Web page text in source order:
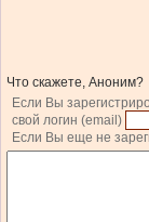
Что скажете, Аноним?
Если Вы
свой логин (email)
Если Вы еще не